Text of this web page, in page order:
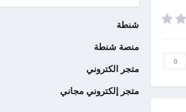
0
شنطة
منصة شنطة
متجر الكتروني
متجر إلكتروني مجاني